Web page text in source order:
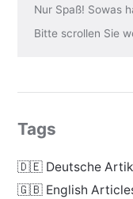
Nur Spaß! Sowas
Bitte scrollen Sie
Tags
🇩🇪 Deutsche
🇬🇧 English